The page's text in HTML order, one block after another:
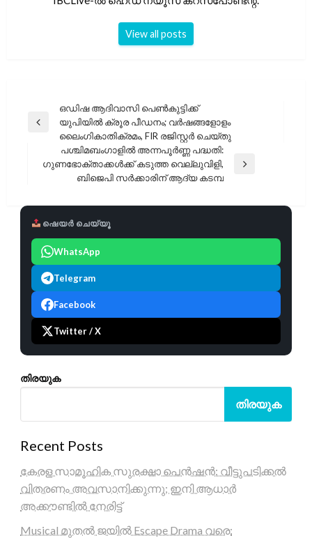
View all posts
പോസ്റ്റുകളിലൂടെ
Previous
ഒഡിഷ ആദിവാസി പെൺകുട്ടിക്ക്
യുപിയിൽ ക്രൂര പീഡനം; വർഷങ്ങളോളം
ലൈംഗികാതിക്രമം, FIR രജിസ്റ്റർ ചെയ്തു
Next
പശ്ചിമബംഗാളിൽ അന്നപൂർണ്ണ പദ്ധതി:
ഗുണഭോക്താക്കൾക്ക് കടുത്ത വെല്ലുവിളി,
ബിജെപി സർക്കാരിന് ആദ്യ കടമ്പ
ഷെയർ ചെയ്യൂ
WhatsApp
Telegram
Facebook
Twitter / X
തിരയുക
തിരയുക
Recent Posts
കേരള സാമൂഹിക സുരക്ഷാ പെൻഷൻ: വീട്ടുപടിക്കൽ
വിതരണം അവസാനിക്കുന്നു; ഇനി ആധാർ
അക്കൗണ്ടിൽ നേരിട്ട്
Musical മുതൽ ജയിൽ Escape Drama വരെ: